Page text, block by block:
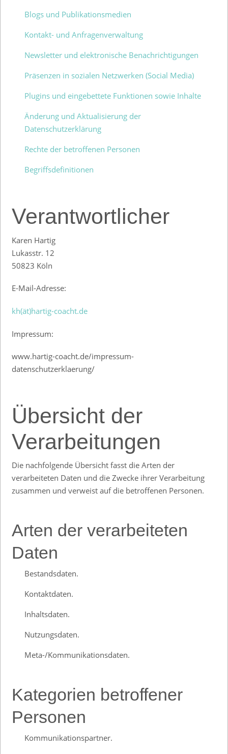
Blogs und Publikationsmedien
Kontakt- und Anfragenverwaltung
Newsletter und elektronische Benachrichtigungen
Präsenzen in sozialen Netzwerken (Social Media)
Plugins und eingebettete Funktionen sowie Inhalte
Änderung und Aktualisierung der
Datenschutzerklärung
Rechte der betroffenen Personen
Begriffsdefinitionen
Verantwortlicher
Karen Hartig
Lukasstr. 12
50823 Köln
E-Mail-Adresse:
kh(ät)hartig-coacht.de
Impressum:
www.hartig-coacht.de/impressum-
datenschutzerklaerung/
Übersicht der
Verarbeitungen
Die nachfolgende Übersicht fasst die Arten der
verarbeiteten Daten und die Zwecke ihrer Verarbeitung
zusammen und verweist auf die betroffenen Personen.
Arten der verarbeiteten
Daten
Bestandsdaten.
Kontaktdaten.
Inhaltsdaten.
Nutzungsdaten.
Meta-/Kommunikationsdaten.
Kategorien betroffener
Personen
Kommunikationspartner.